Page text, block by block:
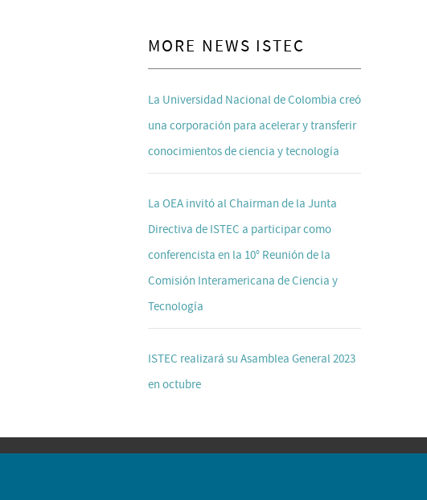
MORE NEWS ISTEC
La Universidad Nacional de Colombia creó
una corporación para acelerar y transferir
conocimientos de ciencia y tecnología
La OEA invitó al Chairman de la Junta
Directiva de ISTEC a participar como
conferencista en la 10° Reunión de la
Comisión Interamericana de Ciencia y
Tecnología
ISTEC realizará su Asamblea General 2023
en octubre